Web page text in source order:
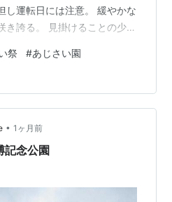
し運転日には注意。 緩やかな
き誇る。 見掛けることの少な
が降ったばかりだが、色が
ある白あじさいは丸い形をし
たいタイプ。 これはあじさい
かもしれん。 柄にもなく花に
見掛けたことはない気がす
祭 #あじさい園
• 1ヶ月前
記念公園